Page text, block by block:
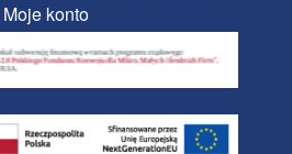
Moje konto